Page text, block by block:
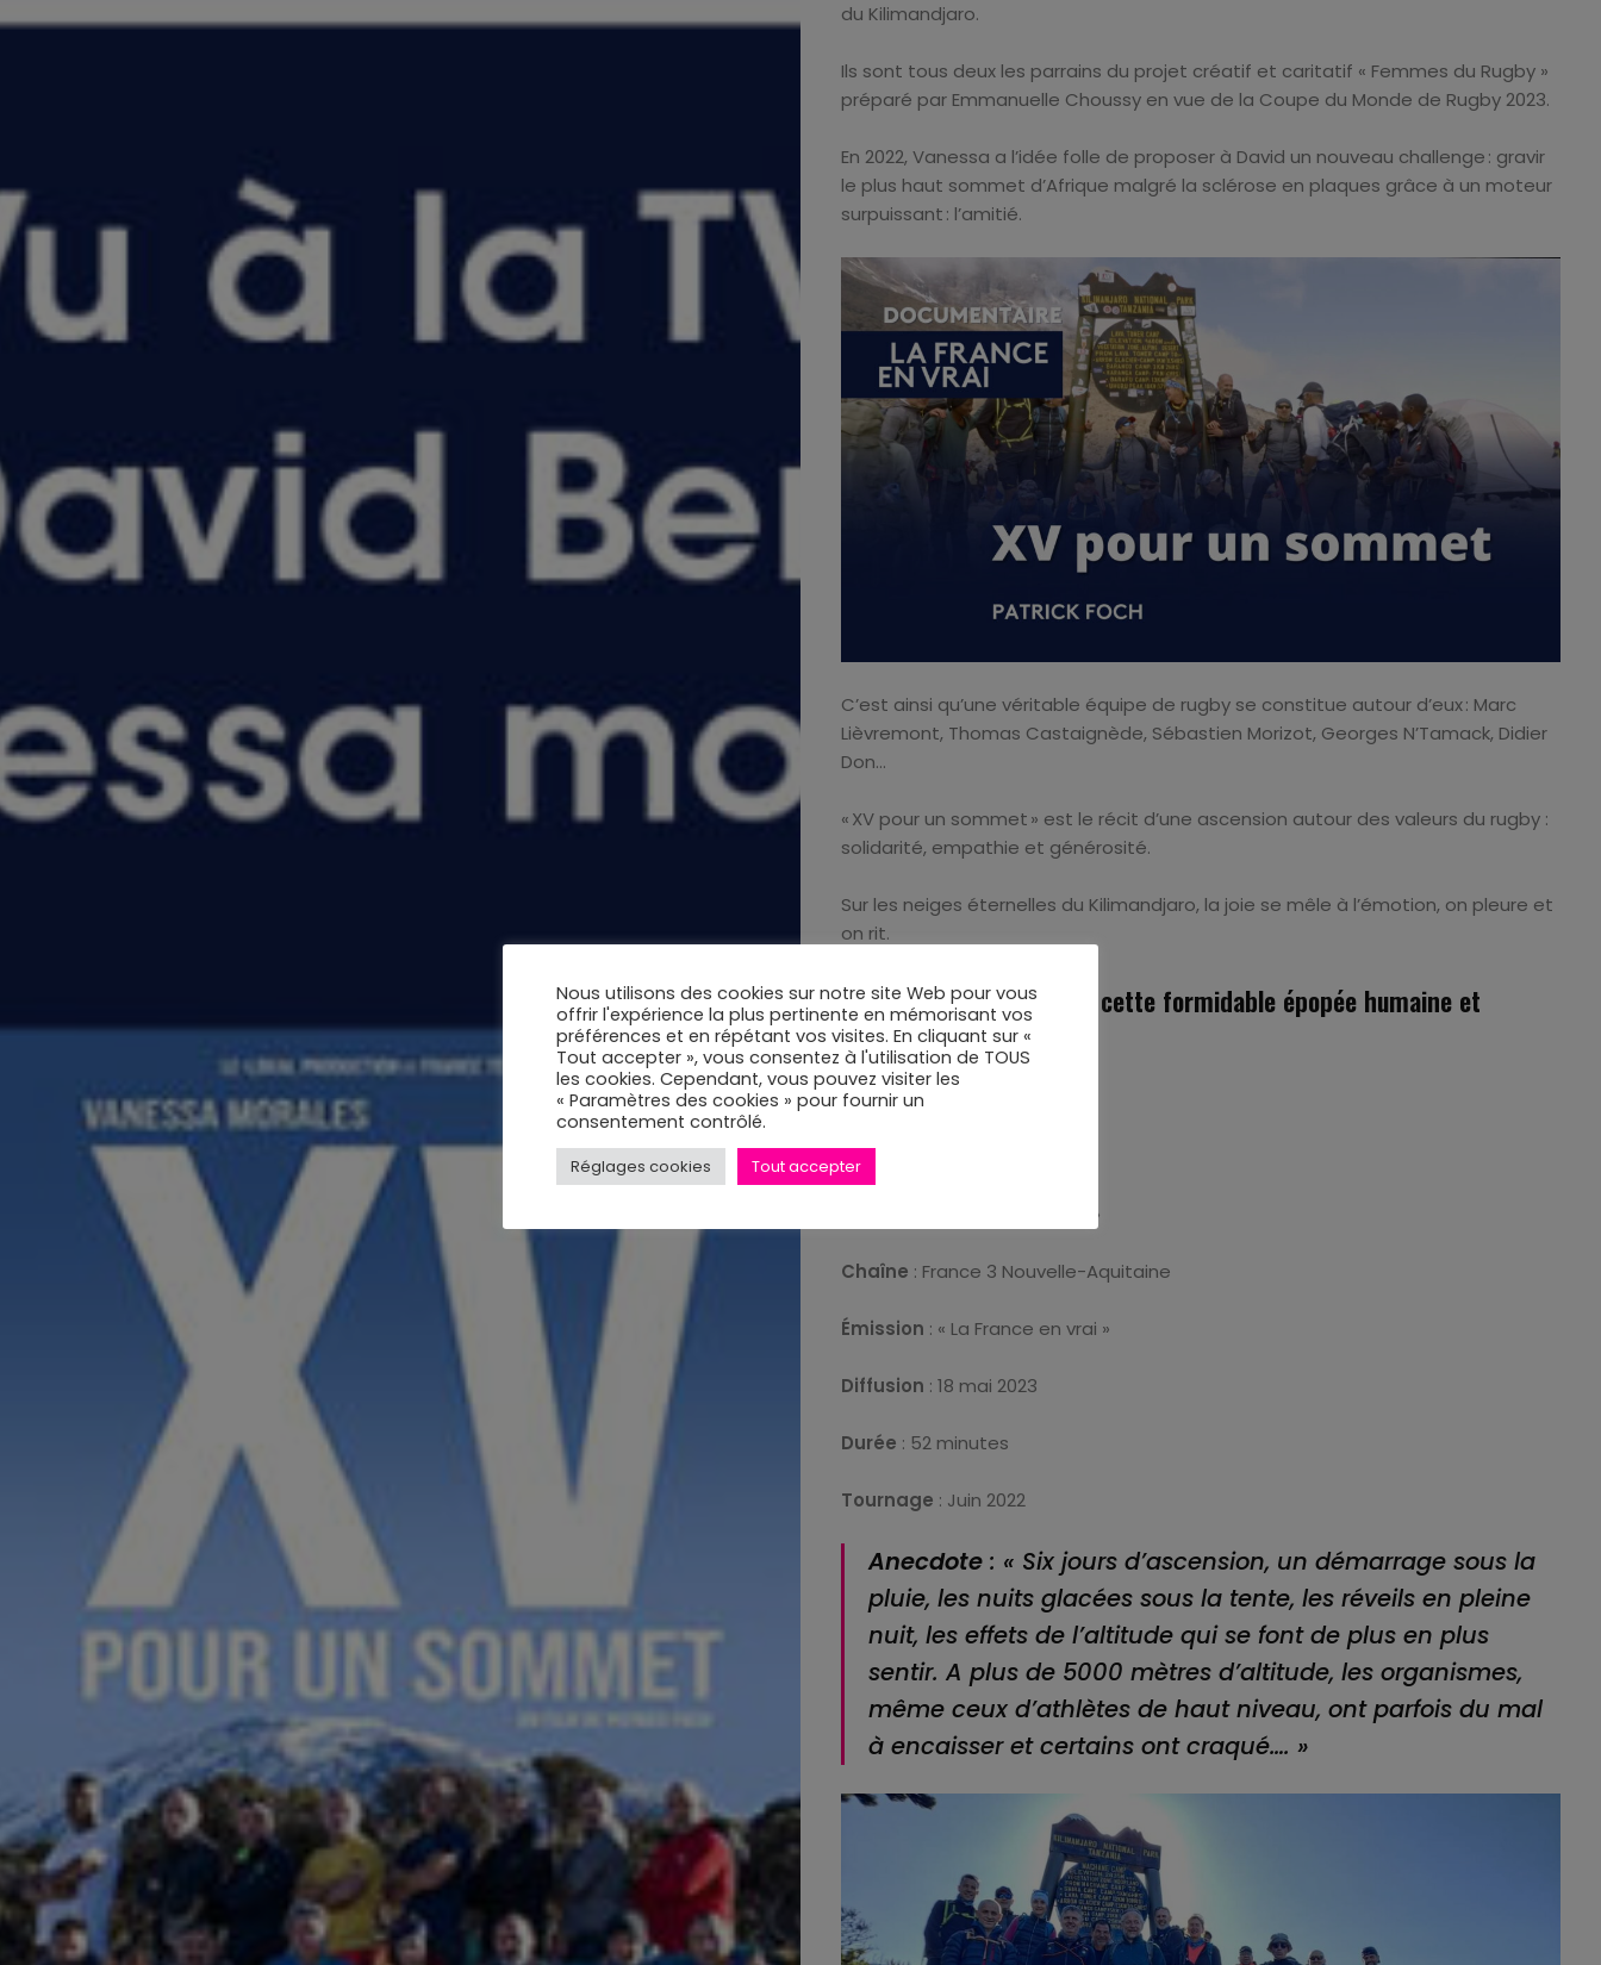
À
la
de
24-
7
sommes-
nous
?
Le
Fauteuil
Rose
Podium
Kanal
ambassadeurs
Portrait
d’Expat’
Toulouse
en
du Kilimandjaro.
Ils sont tous deux les parrains du projet créatif et caritatif « Femmes du Rugby »
préparé par Emmanuelle Choussy en vue de la Coupe du Monde de Rugby 2023.
En 2022, Vanessa a l’idée folle de proposer à David un nouveau challenge : gravir
le plus haut sommet d’Afrique malgré la sclérose en plaques grâce à un moteur
surpuissant : l’amitié.
C’est ainsi qu’une véritable équipe de rugby se constitue autour d’eux : Marc
Lièvremont, Thomas Castaignède, Sébastien Morizot, Georges N’Tamack, Didier
Don…
« XV pour un sommet » est le récit d’une ascension autour des valeurs du rugby :
solidarité, empathie et générosité.
Sur les neiges éternelles du Kilimandjaro, la joie se mêle à l’émotion, on pleure et
on rit.
Découvrez – en replay – cette formidable épopée humaine et
solidaire !
Voir le Replay
Ambassadeur
: « XV pour un sommet »
Chaîne : France 3 Nouvelle-Aquitaine
Émission : « La France en vrai »
Diffusion : 18 mai 2023
Durée : 52 minutes
Tournage : Juin 2022
Anecdote: « Six jours d’ascension, un démarrage sous la
pluie, les nuits glacées sous la tente, les réveils en pleine
nuit, les effets de l’altitude qui se font de plus en plus
sentir. A plus de 5000 mètres d’altitude, les organismes,
même ceux d’athlètes de haut niveau, ont parfois du mal
à encaisser et certains ont craqué…. »
Nous utilisons des cookies sur notre site Web pour vous
offrir l'expérience la plus pertinente en mémorisant vos
préférences et en répétant vos visites. En cliquant sur «
Tout accepter », vous consentez à l'utilisation de TOUS
les cookies. Cependant, vous pouvez visiter les
« Paramètres des cookies » pour fournir un
consentement contrôlé.
Réglages cookies Tout accepter